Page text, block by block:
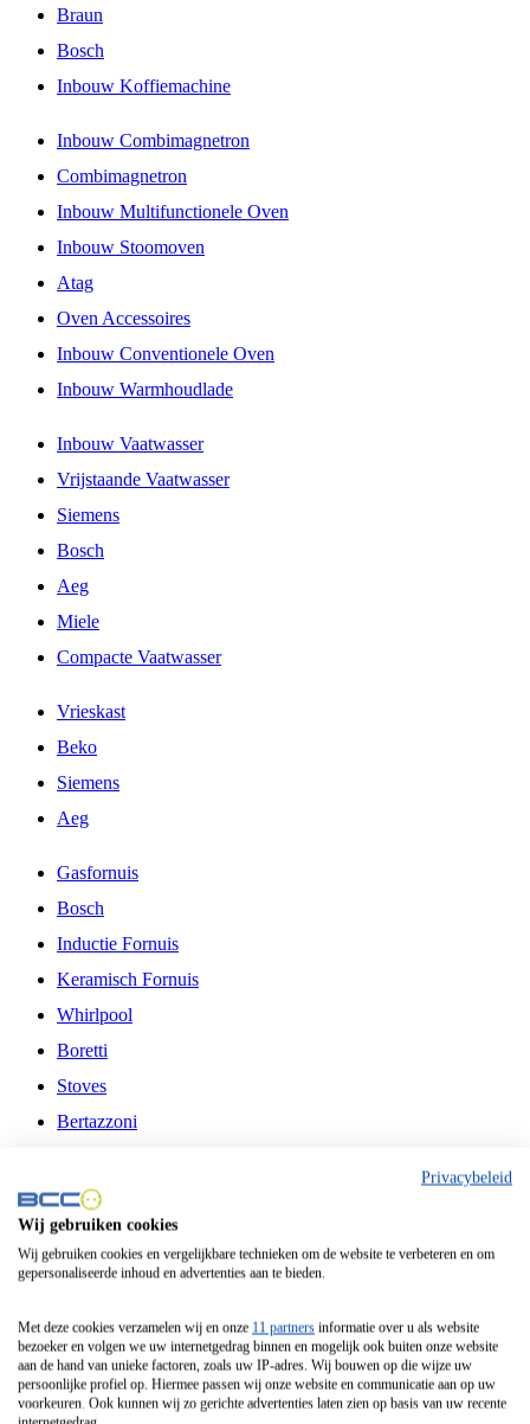
Braun
Bosch
Inbouw Koffiemachine
Inbouw Combimagnetron
Combimagnetron
Inbouw Multifunctionele Oven
Inbouw Stoomoven
Atag
Oven Accessoires
Inbouw Conventionele Oven
Inbouw Warmhoudlade
Inbouw Vaatwasser
Vrijstaande Vaatwasser
Siemens
Bosch
Aeg
Miele
Compacte Vaatwasser
Vrieskast
Beko
Siemens
Aeg
Gasfornuis
Bosch
Inductie Fornuis
Keramisch Fornuis
Whirlpool
Boretti
Stoves
Bertazzoni
Fitelli
Airfryer
Frituurpan
Contactgrill
Broodbakmachine
Broodrooster
Privacybeleid
Wij gebruiken cookies
Wij gebruiken cookies en vergelijkbare technieken om de website te verbeteren en om
gepersonaliseerde inhoud en advertenties aan te bieden.
Met deze cookies verzamelen wij en onze 11 partners informatie over u als website
bezoeker en volgen we uw internetgedrag binnen en mogelijk ook buiten onze website
aan de hand van unieke factoren, zoals uw IP-adres. Wij bouwen op die wijze uw
persoonlijke profiel op. Hiermee passen wij onze website en communicatie aan op uw
voorkeuren. Ook kunnen wij zo gerichte advertenties laten zien op basis van uw recente